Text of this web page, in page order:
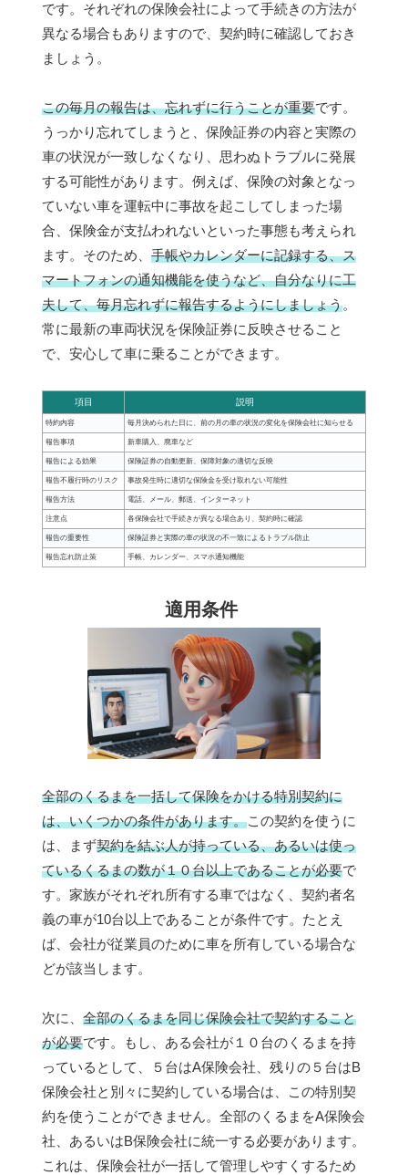
です。それぞれの保険会社によって手続きの方法が
異なる場合もありますので、契約時に確認しておき
ましょう。
この毎月の報告は、忘れずに行うことが重要です。
うっかり忘れてしまうと、保険証券の内容と実際の
車の状況が一致しなくなり、思わぬトラブルに発展
する可能性があります。例えば、保険の対象となっ
ていない車を運転中に事故を起こしてしまった場
合、保険金が支払われないといった事態も考えられ
ます。そのため、 手帳やカレンダーに記録する、ス
マートフォンの通知機能を使うなど、自分なりに工
夫して、毎月忘れずに報告するようにしましょう。
常に最新の車両状況を保険証券に反映させること
で、安心して車に乗ることができます。
項目 説明
特約内容 毎月決められた日に、前の月の車の状況の変化を保険会社に知らせる
報告事項 新車購入、廃車など
報告による効果 保険証券の自動更新、保障対象の適切な反映
報告不履行時のリスク 事故発生時に適切な保険金を受け取れない可能性
報告方法 電話、メール、郵送、インターネット
注意点 各保険会社で手続きが異なる場合あり、契約時に確認
報告の重要性 保険証券と実際の車の状況の不一致によるトラブル防止
報告忘れ防止策 手帳、カレンダー、スマホ通知機能
適用条件
全部のくるまを一括して保険をかける特別契約に
は、いくつかの条件があります。この契約を使うに
は、まず契約を結ぶ人が持っている、あるいは使っ
ているくるまの数が１０台以上であることが必要で
す。家族がそれぞれ所有する車ではなく、契約者名
義の車が10台以上であることが条件です。たとえ
ば、会社が従業員のために車を所有している場合な
どが該当します。
次に、 全部のくるまを同じ保険会社で契約すること
が必要です。もし、ある会社が１０台のくるまを持
っているとして、５台はA保険会社、残りの５台はB
保険会社と別々に契約している場合は、この特別契
約を使うことができません。全部のくるまをA保険会
社、あるいはB保険会社に統一する必要があります。
これは、保険会社が一括して管理しやすくするため